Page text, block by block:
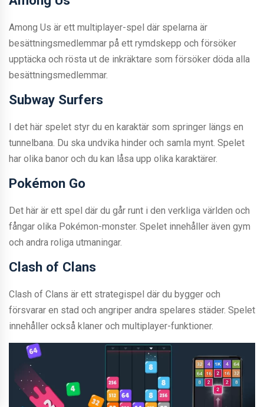
Among Us är ett multiplayer-spel där spelarna är
besättningsmedlemmar på ett rymdskepp och försöker
upptäcka och rösta ut de inkräktare som försöker döda alla
besättningsmedlemmar.
Subway Surfers
I det här spelet styr du en karaktär som springer längs en
tunnelbana. Du ska undvika hinder och samla mynt. Spelet
har olika banor och du kan låsa upp olika karaktärer.
Pokémon Go
Det här är ett spel där du går runt i den verkliga världen och
fångar olika Pokémon-monster. Spelet innehåller även gym
och andra roliga utmaningar.
Clash of Clans
Clash of Clans är ett strategispel där du bygger och
försvarar en stad och angriper andra spelares städer. Spelet
innehåller också klaner och multiplayer-funktioner.